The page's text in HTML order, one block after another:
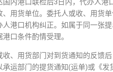
内港口联检后3日内，代办人港
用货单位。委托人或收、用货
港口机构纠正。如属于同一张
口条件酌情受理。
、用货部门对到货通知的反馈
运部门的提货通知(运单)或《